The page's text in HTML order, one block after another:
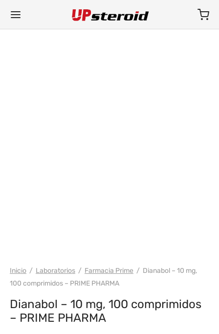
Inicio / Laboratorios / Farmacia Prime / Dianabol – 10 mg,
100 comprimidos – PRIME PHARMA
Dianabol – 10 mg, 100 comprimidos
– PRIME PHARMA